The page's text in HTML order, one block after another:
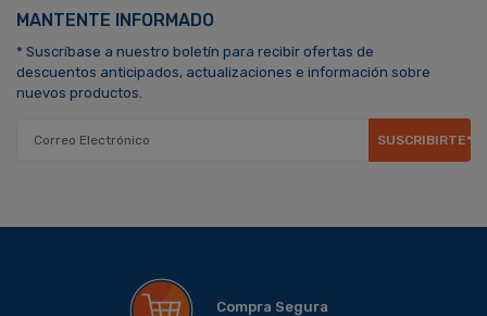
MANTENTE INFORMADO
* Suscríbase a nuestro boletín para recibir ofertas de
descuentos anticipados, actualizaciones e información sobre
nuevos productos.
SUSCRIBIRTE*
Compra Segura